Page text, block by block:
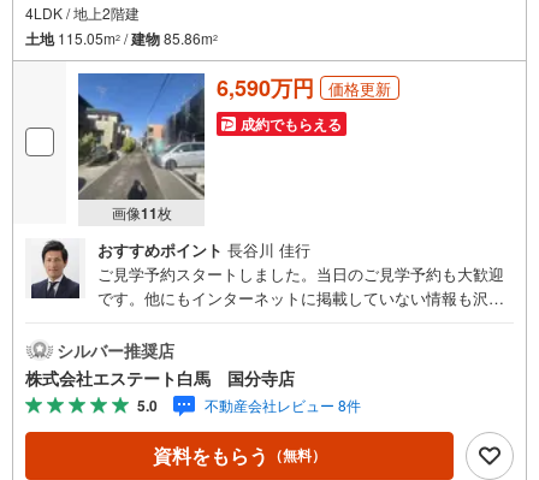
4LDK / 地上2階建
土地115.05m2 /建物85.86m2
画像11枚
6,590万円 価格更新
成約でもらえる
おすすめポイント 長谷川 佳行
ご見学予約スタートしました。当日のご見学予約も大歓迎
です。他にもインターネットに掲載していない情報も沢山
産キャンペーン対象店舗。当店で物件を成約するとPayPay
ボーナスをプレゼント！「資料をもらう」「見学予約をす
る」ボタンからお問い合わせください。【営業時間 9時30
分～18時30分】（年中無休）・人気物件には特に問い合わ
せが集中するため、お早めにお電話ください。「室内・現
地を見学する」ボタンよりご予約いただくとご見学がスム
シルバー推奨店
株式会社エステート白馬 国分寺店
5.0 不動産会社レビュー 8件
資料をもらう （無料）